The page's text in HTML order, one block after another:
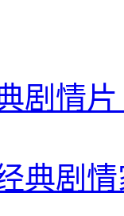
剧情
典剧